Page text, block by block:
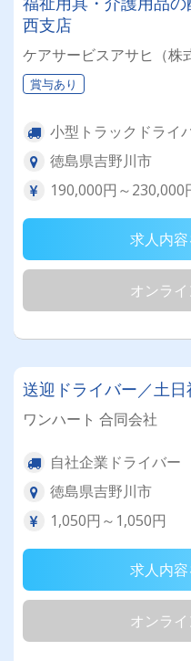
西支店
ケアサービスアサヒ（株
賞与あり
小型トラックドライ
徳島県吉野川市
190,000円～230,000
求人内
オンラ
送迎ドライバー／土
ワンハート 合同会社
自社企業ドライバー
徳島県吉野川市
1,050円～1,050円
求人内
オンラ